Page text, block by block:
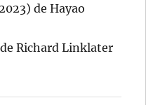
de Hayao
Richard Linklater